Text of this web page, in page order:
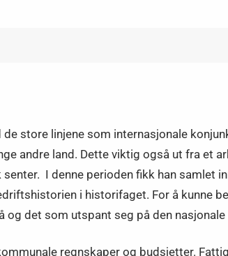
store linjene som internasjonale
andre land. Dette viktig også ut fra et
I denne perioden fikk han samlet
i historifaget. For å kunne
det som utspant seg på den nasjonale
regnskaper og budsjetter.